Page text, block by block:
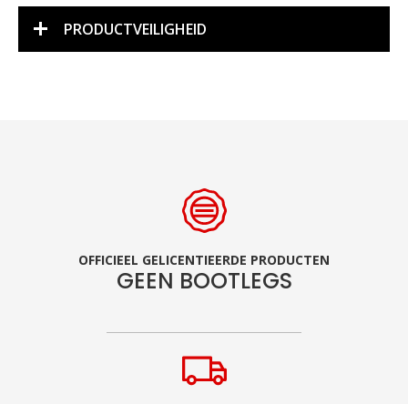
PRODUCTVEILIGHEID
OFFICIEEL GELICENTIEERDE PRODUCTEN
GEEN BOOTLEGS